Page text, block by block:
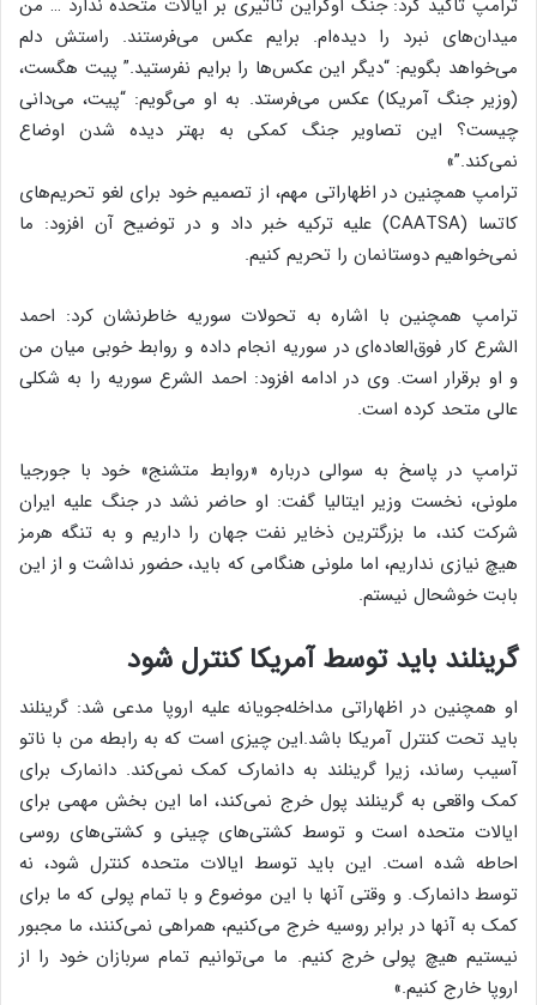
میدان‌های نبرد را دیده‌ام. برایم عکس می‌فرستند. راستش دلم
می‌خواهد بگویم: “دیگر این عکس‌ها را برایم نفرستید.” پیت هگست،
(وزیر جنگ آمریکا) عکس می‌فرستد. به او می‌گویم: “پیت، می‌دانی
چیست؟ این تصاویر جنگ کمکی به بهتر دیده شدن اوضاع
نمی‌کند.”»
ترامپ همچنین در اظهاراتی مهم، از تصمیم خود برای لغو تحریم‌های
کاتسا (CAATSA) علیه ترکیه خبر داد و در توضیح آن افزود: ما
نمی‌خواهیم دوستانمان را تحریم کنیم.
ترامپ همچنین با اشاره به تحولات سوریه خاطرنشان کرد: احمد
الشرع کار فوق‌العاده‌ای در سوریه انجام داده و روابط خوبی میان من
و او برقرار است. وی در ادامه افزود: احمد الشرع سوریه را به شکلی
عالی متحد کرده است.
ترامپ در پاسخ به سوالی درباره «روابط متشنج» خود با جورجیا
ملونی، نخست وزیر ایتالیا گفت: او حاضر نشد در جنگ علیه ایران
شرکت کند، ما بزرگترین ذخایر نفت جهان را داریم و به تنگه هرمز
هیچ نیازی نداریم، اما ملونی هنگامی که باید، حضور نداشت و از این
بابت خوشحال نیستم.
گرینلند باید توسط آمریکا کنترل شود
او همچنین در اظهاراتی مداخله‌جویانه علیه اروپا مدعی شد: گرینلند
باید تحت کنترل آمریکا باشد.این چیزی است که به رابطه من با ناتو
آسیب رساند، زیرا گرینلند به دانمارک کمک نمی‌کند. دانمارک برای
کمک واقعی به گرینلند پول خرج نمی‌کند، اما این بخش مهمی برای
ایالات متحده است و توسط کشتی‌های چینی و کشتی‌های روسی
احاطه شده است. این باید توسط ایالات متحده کنترل شود، نه
توسط دانمارک. و وقتی آنها با این موضوع و با تمام پولی که ما برای
کمک به آنها در برابر روسیه خرج می‌کنیم، همراهی نمی‌کنند، ما مجبور
نیستیم هیچ پولی خرج کنیم. ما می‌توانیم تمام سربازان خود را از
اروپا خارج کنیم.»